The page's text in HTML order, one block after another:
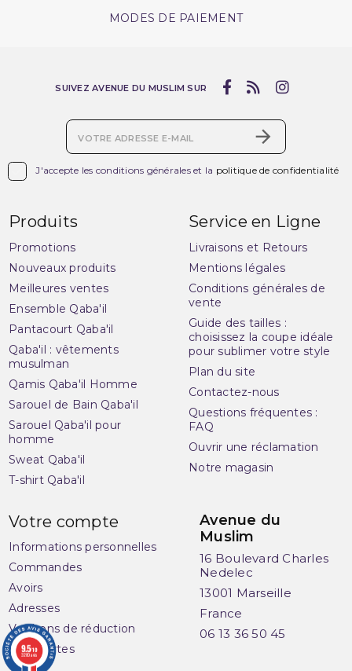
MODES DE PAIEMENT
J'accepte les conditions générales et la politique de confidentialité
SUIVEZ AVENUE DU MUSLIM SUR
Produits
Promotions
Nouveaux produits
Meilleures ventes
Ensemble Qaba'il
Pantacourt Qaba'il
Qaba'il : vêtements
musulman
Qamis Qaba'il Homme
Sarouel de Bain Qaba'il
Sarouel Qaba'il pour
homme
Sweat Qaba'il
T-shirt Qaba'il
Service en Ligne
Livraisons et Retours
Mentions légales
Conditions générales de
vente
Guide des tailles :
choisissez la coupe idéale
pour sublimer votre style
Plan du site
Contactez-nous
Questions fréquentes :
FAQ
Ouvrir une réclamation
Notre magasin
Votre compte
Informations personnelles
Commandes
Avoirs
Adresses
Vos bons de réduction
Mes alertes
Avenue du
Muslim
16 Boulevard Charles
Nedelec
13001 Marseille
France
06 13 36 50 45
9.5/10
3280 avis